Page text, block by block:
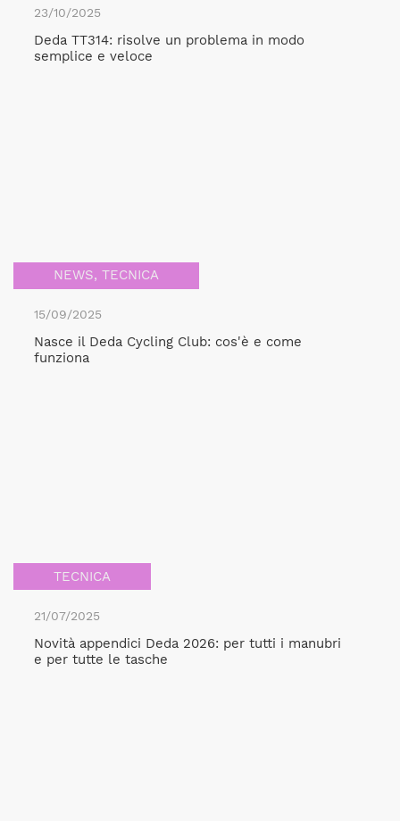
23/10/2025
Deda TT314: risolve un problema in modo
semplice e veloce
NEWS, TECNICA
15/09/2025
Nasce il Deda Cycling Club: cos'è e come
funziona
TECNICA
21/07/2025
Novità appendici Deda 2026: per tutti i manubri
e per tutte le tasche